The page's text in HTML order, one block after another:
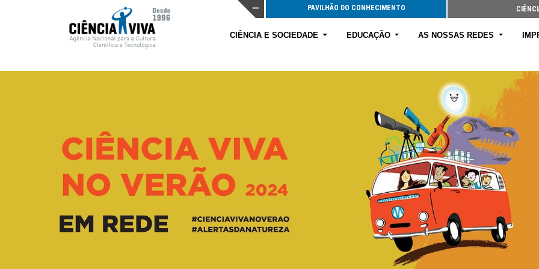
PAVILHÃO DO CONHECIMENTO
CIÊNCIA E SOCIEDADE EDUCAÇÃO AS NOSSAS REDES